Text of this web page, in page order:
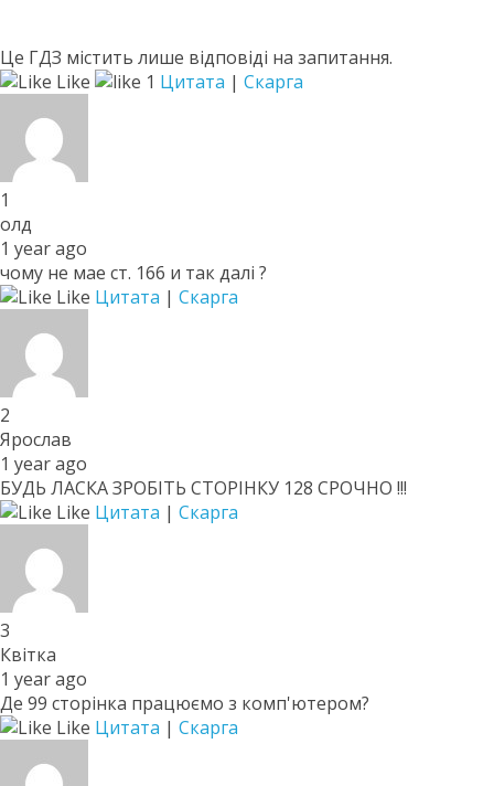
Це ГДЗ містить лише відповіді на запитання.
Like
1 Цитата | Скарга
1
олд
1 year ago
чому не мае ст. 166 и так далi ?
Like Цитата | Скарга
2
Ярослав
1 year ago
БУДЬ ЛАСКА ЗРОБІТЬ СТОРІНКУ 128 СРОЧНО !!!
Like Цитата | Скарга
3
Квітка
1 year ago
Де 99 сторінка працюємо з комп'ютером?
Like Цитата | Скарга